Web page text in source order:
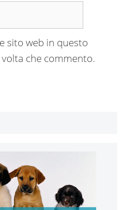
sito web in questo
che commento.